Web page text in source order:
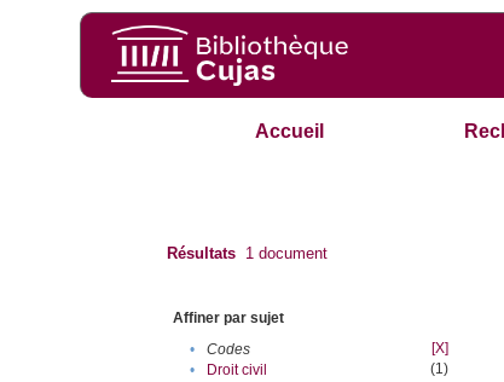
Accueil
Résultats 1 document
Affiner par sujet
•
Codes
[X]
•
Droit civil
(1)